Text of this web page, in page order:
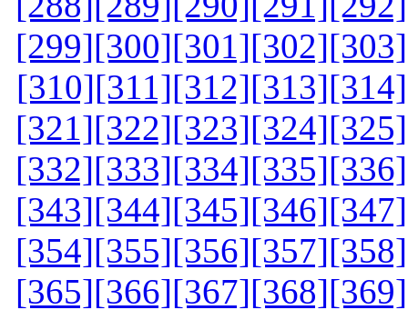
[299][300][301][302][303]
[310][311][312][313][314]
[321][322][323][324][325]
[332][333][334][335][336]
[343][344][345][346][347]
[354][355][356][357][358]
[365][366][367][368][369]